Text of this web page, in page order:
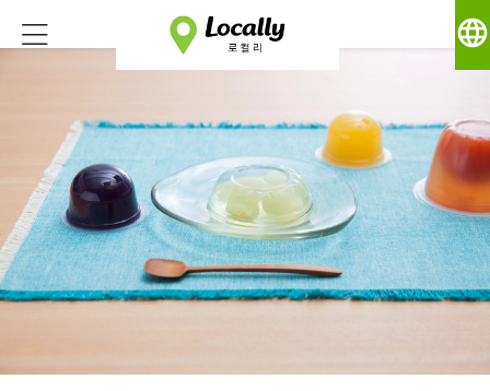
language